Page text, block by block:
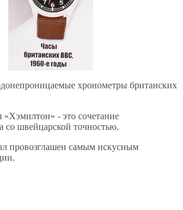
хронометры британских
«Хэмилтон» - это сочетание
со швейцарской точностью.
провозглашен самым искусным